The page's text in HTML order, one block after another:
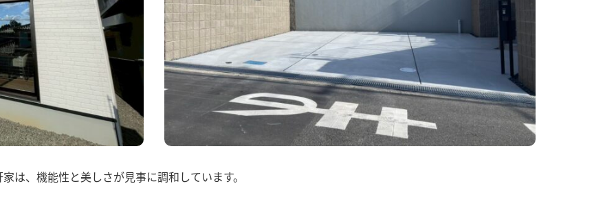
は、機能性と美しさが見事に調和しています。